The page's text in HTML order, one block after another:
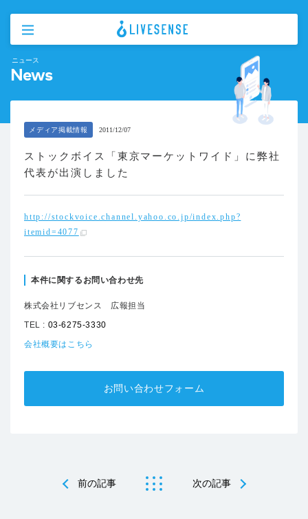
ニュース
News
メディア掲載情報 2011/12/07
ストックボイス「東京マーケットワイド」に弊社
代表が出演しました
http://stockvoice.channel.yahoo.co.jp/index.php?
itemid=4077
本件に関するお問い合わせ先
株式会社リブセンス 広報担当
TEL : 03-6275-3330
会社概要はこちら
お問い合わせフォーム
前の記事 次の記事